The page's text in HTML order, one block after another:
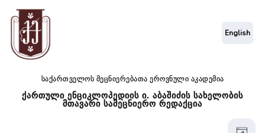
საქართველოს მეცნიერებათა ეროვნული აკადემია
ქართული ენციკლოპედიის ი. აბაშიძის სახელობის
მთავარი სამეცნიერო რედაქცია
English